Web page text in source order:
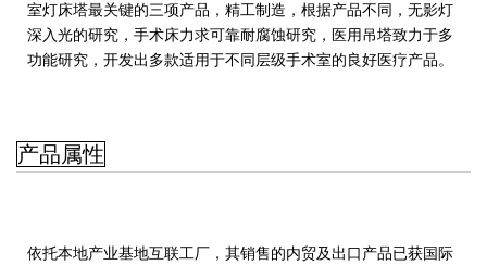
室灯床塔最关键的三项产品，精工制造，根据产品不同，无影灯
深入光的研究，手术床力求可靠耐腐蚀研究，医用吊塔致力于多
功能研究，开发出多款适用于不同层级手术室的良好医疗产品。
产品属性
依托本地产业基地互联工厂，其销售的内贸及出口产品已获国际